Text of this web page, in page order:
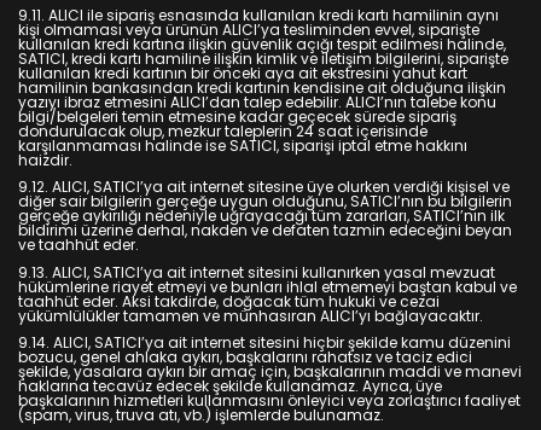
9.11. ALICI ile sipariş esnasında kullanılan kredi kartı hamilinin aynı
kişi olmaması veya ürünün ALICI’ya tesliminden evvel, siparişte
kullanılan kredi kartına ilişkin güvenlik açığı tespit edilmesi halinde,
SATICI, kredi kartı hamiline ilişkin kimlik ve iletişim bilgilerini, siparişte
kullanılan kredi kartının bir önceki aya ait ekstresini yahut kart
hamilinin bankasından kredi kartının kendisine ait olduğuna ilişkin
yazıyı ibraz etmesini ALICI’dan talep edebilir. ALICI’nın talebe konu
bilgi/belgeleri temin etmesine kadar geçecek sürede sipariş
dondurulacak olup, mezkur taleplerin 24 saat içerisinde
karşılanmaması halinde ise SATICI, siparişi iptal etme hakkını
haizdir.
9.12. ALICI, SATICI’ya ait internet sitesine üye olurken verdiği kişisel ve
diğer sair bilgilerin gerçeğe uygun olduğunu, SATICI’nın bu bilgilerin
gerçeğe aykırılığı nedeniyle uğrayacağı tüm zararları, SATICI’nın ilk
bildirimi üzerine derhal, nakden ve defaten tazmin edeceğini beyan
ve taahhüt eder.
9.13. ALICI, SATICI’ya ait internet sitesini kullanırken yasal mevzuat
hükümlerine riayet etmeyi ve bunları ihlal etmemeyi baştan kabul ve
taahhüt eder. Aksi takdirde, doğacak tüm hukuki ve cezai
yükümlülükler tamamen ve münhasıran ALICI’yı bağlayacaktır.
9.14. ALICI, SATICI’ya ait internet sitesini hiçbir şekilde kamu düzenini
bozucu, genel ahlaka aykırı, başkalarını rahatsız ve taciz edici
şekilde, yasalara aykırı bir amaç için, başkalarının maddi ve manevi
haklarına tecavüz edecek şekilde kullanamaz. Ayrıca, üye
başkalarının hizmetleri kullanmasını önleyici veya zorlaştırıcı faaliyet
(spam, virus, truva atı, vb.) işlemlerde bulunamaz.